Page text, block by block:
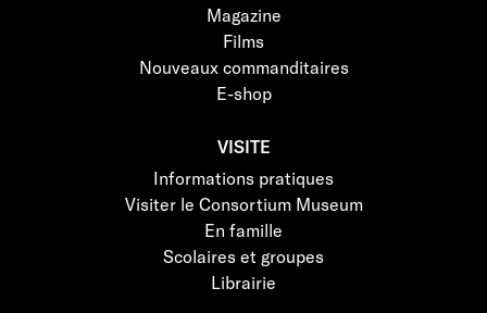
Magazine
Films
Nouveaux commanditaires
E-shop
VISITE
Informations pratiques
Visiter le Consortium Museum
En famille
Scolaires et groupes
Librairie